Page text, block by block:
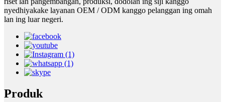
nyedhiyakake layanan OEM / ODM kanggo pelanggan ing omah
lan ing luar negeri.
Produk